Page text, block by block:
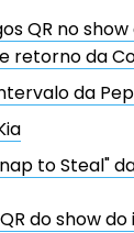
QR no
retorno da
da
to Steal"
do show